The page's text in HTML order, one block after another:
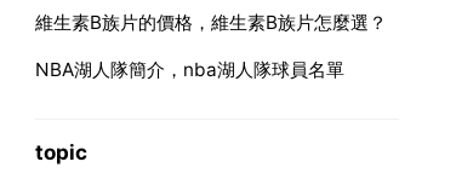
維生素B族片的價格，維生素B族片怎麼選？
NBA湖人隊簡介，nba湖人隊球員名單
topic